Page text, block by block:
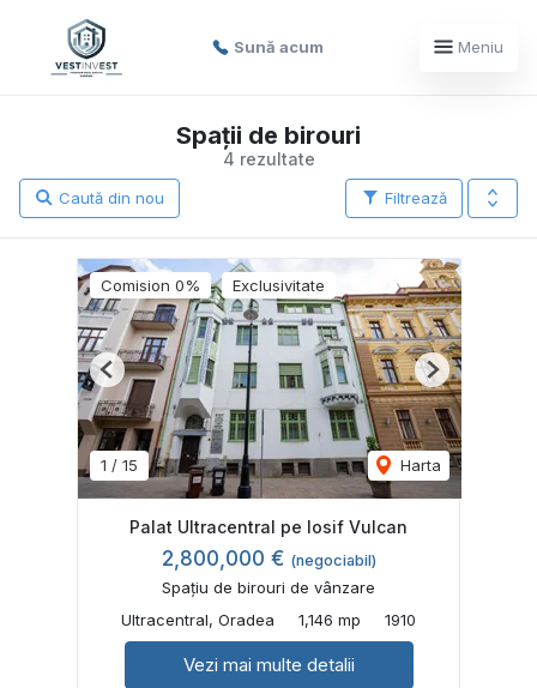
Sună acum Meniu
4 rezultate
Spații de birouri
Filtrează
Caută din nou
Comision 0% Exclusivitate
1 / 15 Harta
Previous Next
Palat Ultracentral pe Iosif Vulcan
2,800,000 € (negociabil)
Spațiu de birouri de vânzare
Ultracentral, Oradea
1,146 mp 1910
Vezi mai multe detalii